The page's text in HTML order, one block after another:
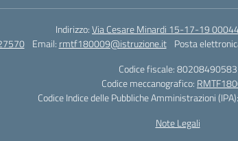
Indirizzo:Via Cesare Minardi 15-17-19
Email: rmtf180009@istruzione.it Posta
Codice fiscale: 80208490583
Codice meccanografico:
Codice Indice delle Pubbliche Amministrazioni
Note Legali